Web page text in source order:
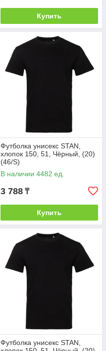
Купить
Футболка унисекс STAN,
хлопок 150, 51, Чёрный, (20)
(46/S)
В наличии 4482 ед.
3 788 ₸
Купить
Футболка унисекс STAN,